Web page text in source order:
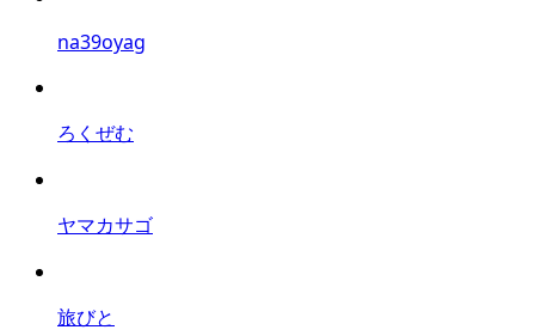
na39oyag
ろくぜむ
ヤマカサゴ
旅びと